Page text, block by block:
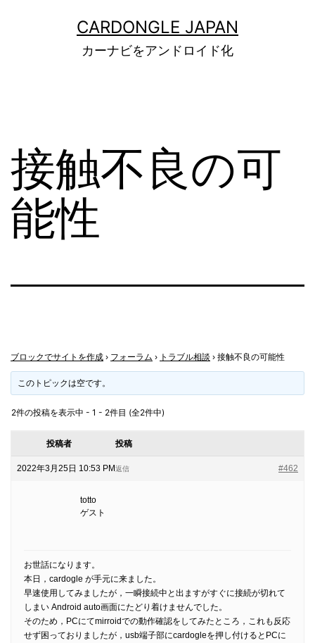
ス
キ
CARDONGLE JAPAN
カーナビをアンドロイド化
接触不良の可
能性
ブロックでサイトを作成 › フォーラム › トラブル相談 › 接触不良の可能性
このトピックは空です。
2件の投稿を表示中 - 1 - 2件目 (全2件中)
投稿者 投稿
2022年3月25日 10:53 PM #462
返信
totto
ゲスト
お世話になります。
本日，cardogle が手元に来ました。
早速使用してみましたが，一瞬接続中と出ますがすぐに接続が切れて
しまい Android auto画面にたどり着けませんでした。
そのため，PCにてmirroidでの動作確認をしてみたところ，これも反応
せず困っておりましたが，usb端子部にcardogleを押し付けるとPCに